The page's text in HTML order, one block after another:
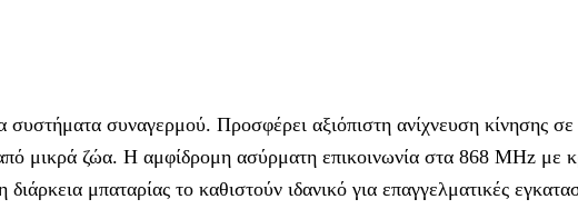
συναγερμού. Προσφέρει αξιόπιστη ανίχνευση κίνησης
μικρά ζώα. Η αμφίδρομη ασύρματη επικοινωνία στα 868 MHz με
μπαταρίας το καθιστούν ιδανικό για επαγγελματικές